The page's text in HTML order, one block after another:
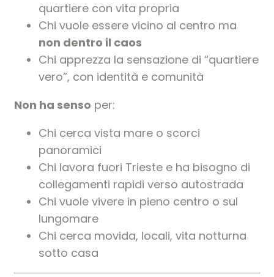
quartiere con vita propria
Chi vuole essere vicino al centro ma
non dentro il caos
Chi apprezza la sensazione di “quartiere
vero”, con identità e comunità
Non ha senso per:
Chi cerca vista mare o scorci
panoramici
Chi lavora fuori Trieste e ha bisogno di
collegamenti rapidi verso autostrada
Chi vuole vivere in pieno centro o sul
lungomare
Chi cerca movida, locali, vita notturna
sotto casa